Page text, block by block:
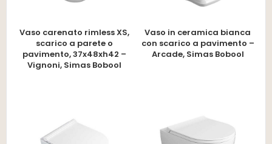
Vaso carenato rimless XS,
scarico a parete o
pavimento, 37x48xh42 –
Vignoni, Simas Bobool
Vaso in ceramica bianca
con scarico a pavimento –
Arcade, Simas Bobool